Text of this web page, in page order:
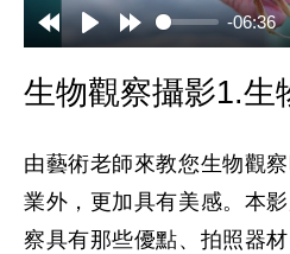
-06:36
生物觀察攝影1.生
由藝術老師來教您生物觀
業外，更加具有美感。本
察具有那些優點、拍照器